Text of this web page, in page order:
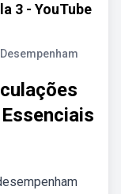
3 - YouTube